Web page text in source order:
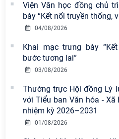
Viện Văn học đồng chủ
bày “Kết nối truyền thống,
04/08/2026
Khai mạc trưng bày
bước tương lai”
03/08/2026
Thường trực Hội đồng Lý
với Tiểu ban Văn hóa - Xã
nhiệm kỳ 2026–2031
01/08/2026
Nam có 02 tác phẩm đạt giải
khích tại Cuộc thi chính luận
nền tảng tư tưởng của Đảng
Chi bộ Viện Sử học tổ chức
chuyên đề: Đẩy mạnh học tập,
hành tư tưởng, đạo đức,